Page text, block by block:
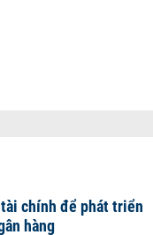
chính để phát triển
hàng